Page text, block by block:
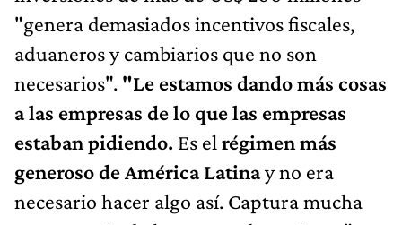
a las empresas de lo que las empresas
estaban pidiendo.Es el
generoso de América Latina
y no era
necesario hacer algo así. Captura mucha
menos renta de la que puede capturar",
evaluó durante una exposición en el
plenario de comisiones del Senado.